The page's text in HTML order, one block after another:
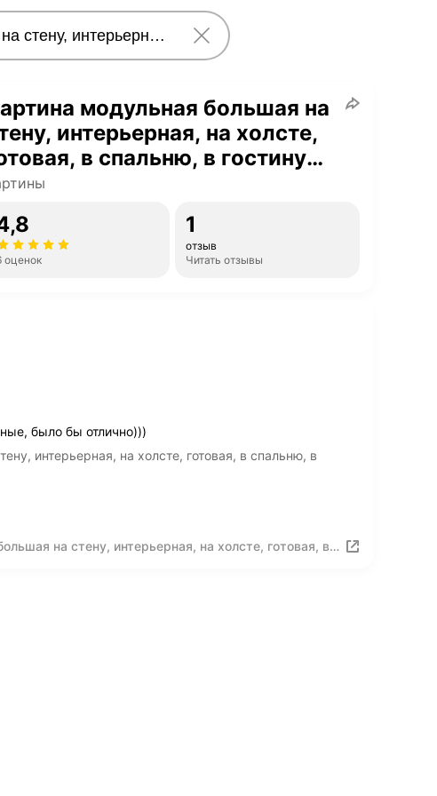
модульная большая на
интерьерная, на холсте,
в спальню, в гостиную,
140х80см
оценок
1
отзыв
Читать отзывы
было бы отлично)))
интерьерная, на холсте, готовая, в спальню, в
на стену, интерьерная, на холсте, готовая, в